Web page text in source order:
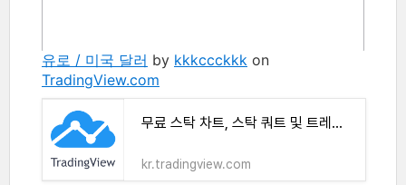
유로 / 미국 달러 by kkkccckkk on
TradingView.com
무료 스탁 차트, 스탁 쿼트 및 트레이드 아이디어
kr.tradingview.com